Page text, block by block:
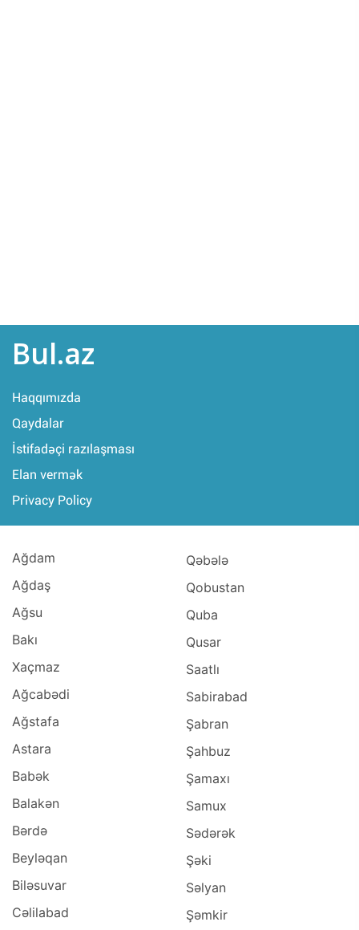
Bul.az
Haqqımızda
Qaydalar
İstifadəçi razılaşması
Elan vermək
Privacy Policy
Ağdam
Ağdaş
Ağsu
Bakı
Xaçmaz
Ağcabədi
Ağstafa
Astara
Babək
Balakən
Bərdə
Beyləqan
Biləsuvar
Cəlilabad
Qəbələ
Qobustan
Quba
Qusar
Saatlı
Sabirabad
Şabran
Şahbuz
Şamaxı
Samux
Sədərək
Şəki
Səlyan
Şəmkir